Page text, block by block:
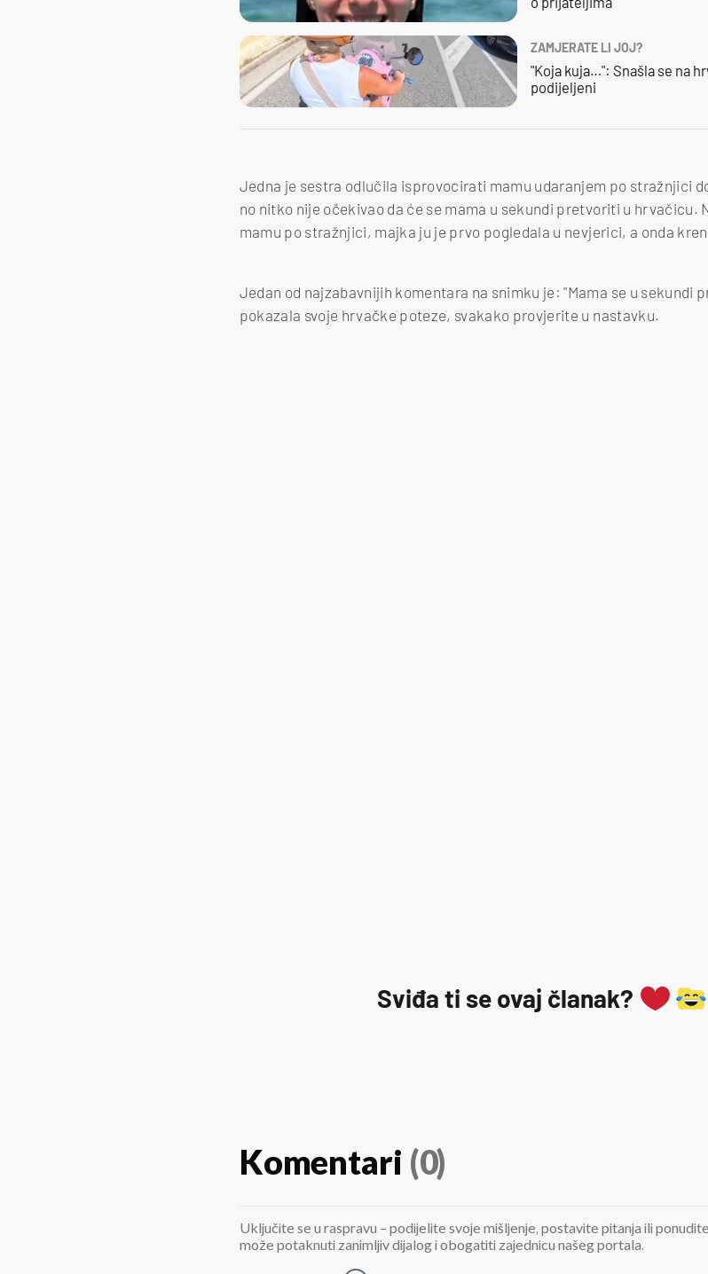
ZAMJERATE LI JOJ?
"Koja kuja…": Snašla se na
podijeljeni
Jedna je sestra odlučila isprovocirati mamu udaranjem po stražnjici
no nitko nije očekivao da će se mama u sekundi pretvoriti u hrvačicu.
mamu po stražnjici, majka ju je prvo pogledala u nevjerici, a onda
Jedan od najzabavnijih komentara na snimku je: "Mama se u sekundi
pokazala svoje hrvačke poteze, svakako provjerite u nastavku.
Sviđa ti se ovaj članak?
Komentari (0)
Uključite se u raspravu – podijelite svoje mišljenje, postavite pitanja ili
može potaknuti zanimljiv dijalog i obogatiti zajednicu našeg portala.